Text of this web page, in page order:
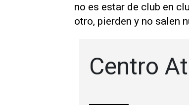
no es estar de club en
otro, pierden y no salen